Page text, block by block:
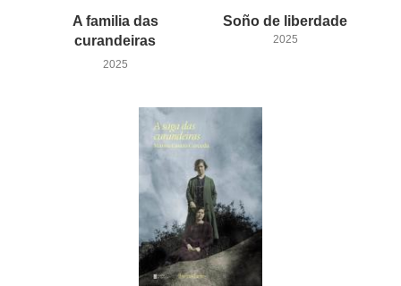
A familia das
curandeiras
2025
Soño de liberdade
2025